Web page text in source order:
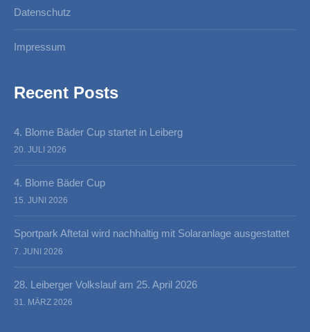
Datenschutz
Impressum
Recent Posts
4. Blome Bäder Cup startet in Leiberg
20. JULI 2026
4. Blome Bäder Cup
15. JUNI 2026
Sportpark Aftetal wird nachhaltig mit Solaranlage ausgestattet
7. JUNI 2026
28. Leiberger Volkslauf am 25. April 2026
31. MÄRZ 2026